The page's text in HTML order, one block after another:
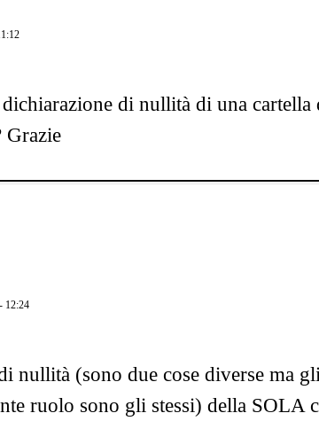
di nullità di una cartella
Grazie
12:24
nullità (sono due cose diverse ma
ruolo sono gli stessi) della SOLA